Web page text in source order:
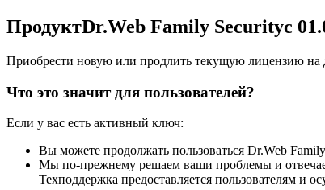
ПродуктDr.Web Family Securityс
Приобрести новую или продлить текущую лицензию на
Что это значит для пользователей?
Если у вас есть активный ключ:
Вы можете продолжать пользоваться Dr.Web
Мы по-прежнему решаем ваши проблемы и
Техподдержка предоставляется пользователям и